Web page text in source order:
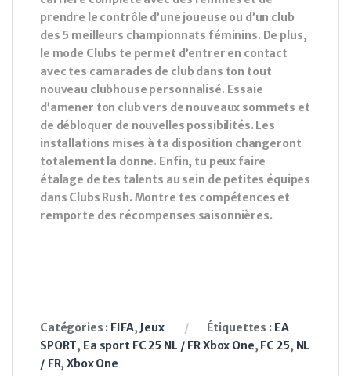
prendre le contrôle d’une joueuse ou d’un club
des 5 meilleurs championnats féminins. De plus,
le mode Clubs te permet d’entrer en contact
avec tes camarades de club dans ton tout
nouveau clubhouse personnalisé. Essaie
d’amener ton club vers de nouveaux sommets et
de débloquer de nouvelles possibilités. Les
installations mises à ta disposition changeront
totalement la donne. Enfin, tu peux faire
étalage de tes talents au sein de petites équipes
dans Clubs Rush. Montre tes compétences et
remporte des récompenses saisonnières.
Catégories : FIFA, Jeux Étiquettes : EA
SPORT, Ea sport FC 25 NL / FR Xbox One, FC 25, NL
/ FR,Xbox One